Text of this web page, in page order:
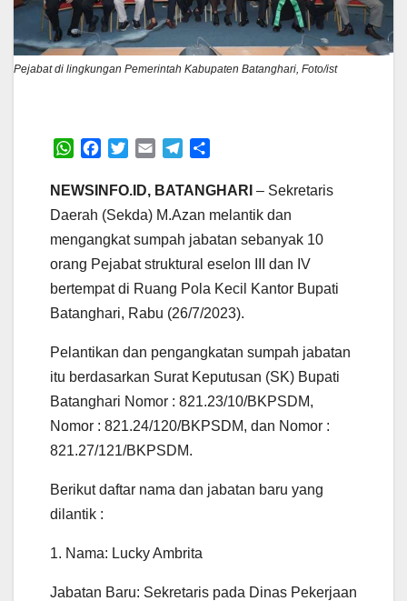
Pejabat di lingkungan Pemerintah Kabupaten Batanghari, Foto/ist
W
a
A
p
p
c
e
b
o
o
k
i
e
r
a
i
l
r
a
m
a
NEWSINFO.ID, BATANGHARI – Sekretaris
Daerah (Sekda) M.Azan melantik dan
mengangkat sumpah jabatan sebanyak 10
orang Pejabat struktural eselon III dan IV
bertempat di Ruang Pola Kecil Kantor Bupati
Batanghari, Rabu (26/7/2023).
Pelantikan dan pengangkatan sumpah jabatan
itu berdasarkan Surat Keputusan (SK) Bupati
Batanghari Nomor : 821.23/10/BKPSDM,
Nomor : 821.24/120/BKPSDM, dan Nomor :
821.27/121/BKPSDM.
Berikut daftar nama dan jabatan baru yang
dilantik :
1. Nama: Lucky Ambrita
Jabatan Baru: Sekretaris pada Dinas Pekerjaan